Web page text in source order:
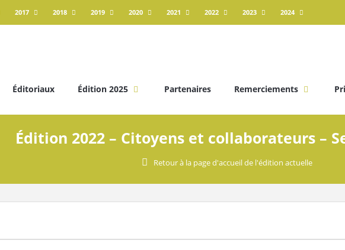
2017 2018 2019 2020 2021 2022 2023 2024
Éditoriaux Édition 2025 Partenaires Remerciements
Édition 2022 – Citoyens et collaborateurs –
Retour à la page d'accueil de l'édition actuelle